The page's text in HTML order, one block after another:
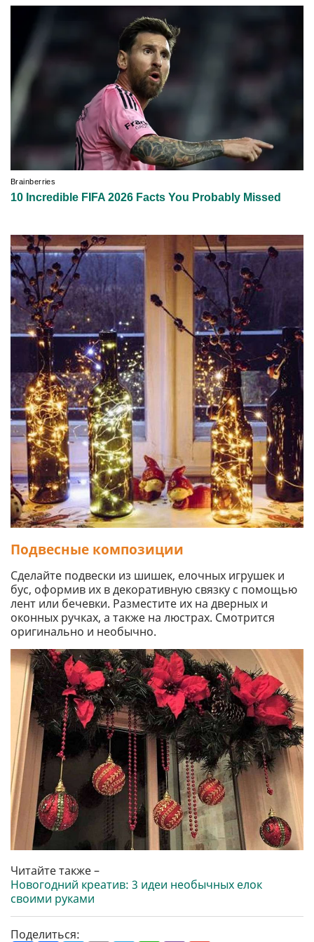
Подвесные композиции
Сделайте подвески из шишек, елочных игрушек и
бус, оформив их в декоративную связку с помощью
лент или бечевки. Разместите их на дверных и
оконных ручках, а также на люстрах. Смотрится
оригинально и необычно.
Читайте также –
Новогодний креатив: 3 идеи необычных елок
своими руками
Поделиться: